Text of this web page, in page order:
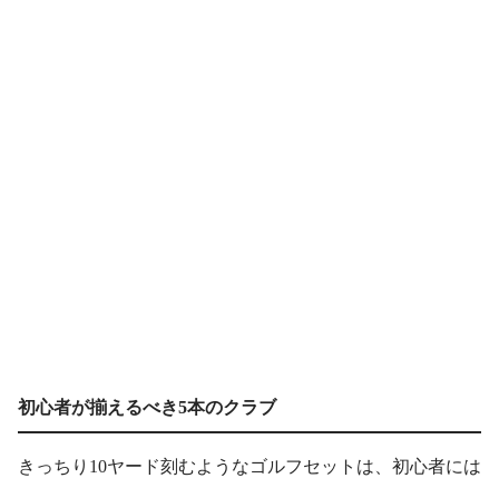
初心者が揃えるべき5本のクラブ
きっちり10ヤード刻むようなゴルフセットは、初心者には